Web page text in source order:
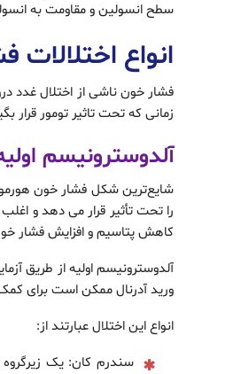
سطح انسولین و مقاومت به
انواع
فشار خون ناشی از اختلال غدد
زمانی که تحت تاثیر تومور قرار
آلدوسترونیسم
را تحت تأثیر قرار می دهد و
کاهش پتاسیم و افزایش فشار
آلدوسترونیسم اولیه از طریق
ورید آدرنال ممکن است برای
انواع این اختلال عبارتند از:
سندرم کان: یک